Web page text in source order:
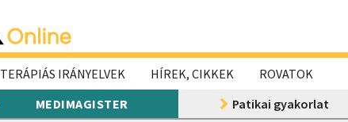
TERÁPIÁS IRÁNYELVEK HÍREK, CIKKEK
ROVATOK
MEDIMAGISTER Patikai gyakorlat